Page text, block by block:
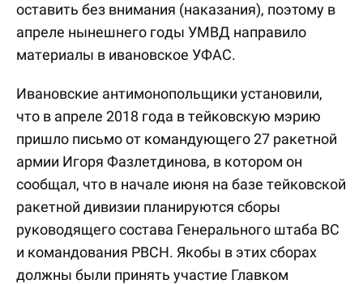
оставить без внимания (наказания), поэтому в
апреле нынешнего годы УМВД направило
материалы в ивановское УФАС.
Ивановские антимонопольщики установили,
что в апреле 2018 года в тейковскую мэрию
пришло письмо от командующего 27 ракетной
армии Игоря Фазлетдинова, в котором он
сообщал, что в начале июня на базе тейковской
ракетной дивизии планируются сборы
руководящего состава Генерального штаба ВС
и командования РВСН. Якобы в этих сборах
должны были принять участие Главком